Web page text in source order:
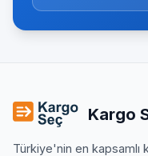
Kargo
Türkiye'nin en kapsamlı